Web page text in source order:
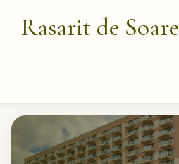
Rasarit de Soare